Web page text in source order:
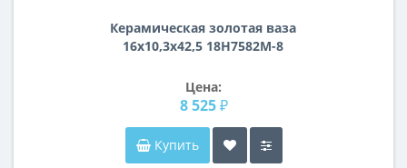
Керамическая золотая ваза
16х10,3х42,5 18H7582M-8
Цена:
8 525 ₽
Купить